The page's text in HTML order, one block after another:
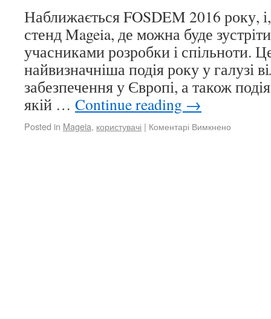
Наближається FOSDEM 2016 року,
стенд Mageia, де можна буде
учасниками розробки і спільноти.
найвизначніша подія року у галузі
забезпечення у Європі, а також
якій … Continue reading →
Posted in Mageia, користувачі | Коментарі Вимкнено